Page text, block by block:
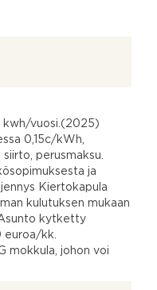
kwh/vuosi.(2025)
0,15c/kWh,
perusmaksu.
ja
Kiertokapula
kulutuksen mukaan
kytketty
euroa/kk.
mokkula, johon voi